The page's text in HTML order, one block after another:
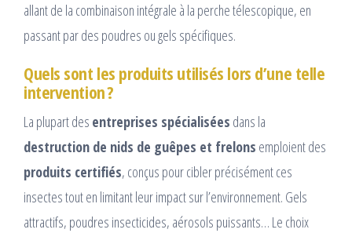
allant de la combinaison intégrale à la perche télescopique, en
passant par des poudres ou gels spécifiques.
Quels sont les produits utilisés lors d’une telle
intervention ?
La plupart des entreprises spécialisées dans la
destruction de nids de guêpes et frelons emploient des
produits certifiés, conçus pour cibler précisément ces
insectes tout en limitant leur impact sur l’environnement. Gels
attractifs, poudres insecticides, aérosols puissants… Le choix